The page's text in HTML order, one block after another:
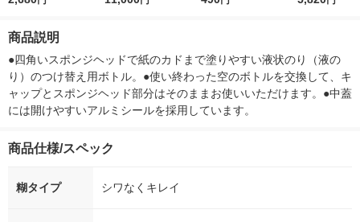
商品説明
●四角いスポンジヘッドで紙のカドまで塗りやすい液状のり（液の
り）のつけ替え用ボトル。●使い終わった空のボトルを交換して、キ
ャップとスポンジヘッド部分はそのままお使いいただけます。●中蓋
には開けやすいアルミシールを採用しています。
商品仕様/スペック
糊タイプ シワなくキレイ